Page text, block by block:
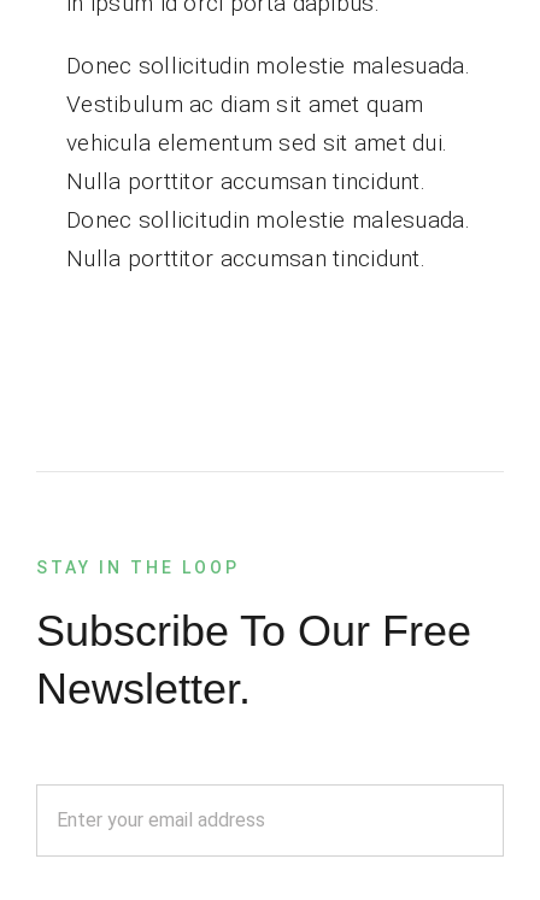
Donec sollicitudin molestie malesuada.
Vestibulum ac diam sit amet quam
vehicula elementum sed sit amet dui.
Nulla porttitor accumsan tincidunt.
Donec sollicitudin molestie malesuada.
Nulla porttitor accumsan tincidunt.
STAY IN THE LOOP
Subscribe To Our Free
Newsletter.